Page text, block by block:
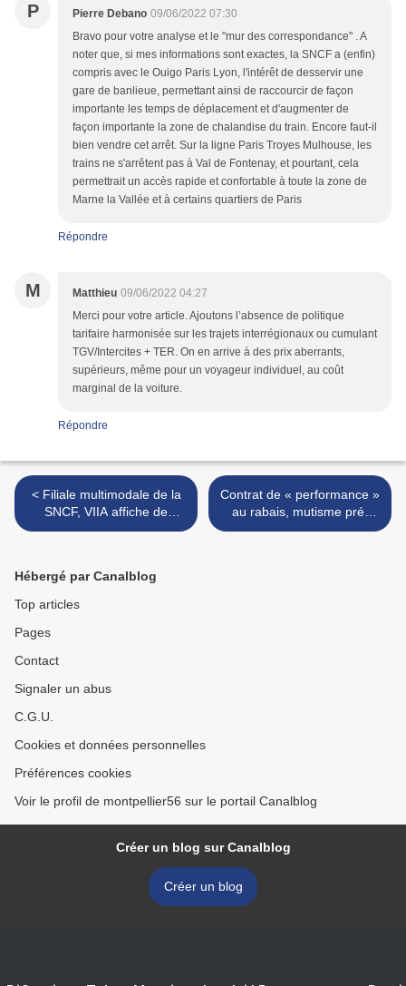
P Pierre Debano 09/06/2022 07:30
Bravo pour votre analyse et le "mur des correspondance" . A
noter que, si mes informations sont exactes, la SNCF a (enfin)
compris avec le Ouigo Paris Lyon, l'intérêt de desservir une
gare de banlieue, permettant ainsi de raccourcir de façon
importante les temps de déplacement et d'augmenter de
façon importante la zone de chalandise du train. Encore faut-il
bien vendre cet arrêt. Sur la ligne Paris Troyes Mulhouse, les
trains ne s'arrêtent pas à Val de Fontenay, et pourtant, cela
permettrait un accès rapide et confortable à toute la zone de
Marne la Vallée et à certains quartiers de Paris
Répondre
M Matthieu 09/06/2022 04:27
Merci pour votre article. Ajoutons l’absence de politique
tarifaire harmonisée sur les trajets interrégionaux ou cumulant
TGV/Intercites + TER. On en arrive à des prix aberrants,
supérieurs, même pour un voyageur individuel, au coût
marginal de la voiture.
Répondre
< Filiale multimodale de la
SNCF, VIIA affiche de
brillants résultats pour un
Contrat de « performance »
au rabais, mutisme pré-
électoral : le réseau
Hébergé par Canalblog
Top articles
Pages
Contact
Signaler un abus
C.G.U.
Cookies et données personnelles
Préférences cookies
Voir le profil de montpellier56 sur le portail Canalblog
Créer un blog sur Canalblog
Créer un blog